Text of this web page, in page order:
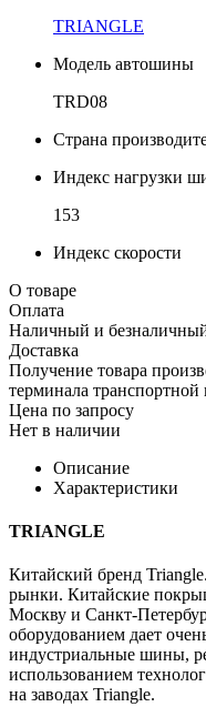
TRIANGLE
Модель автошины
TRD08
Страна
Индекс нагрузки
153
Индекс скорости
О товаре
Оплата
Наличный и безналичный
Доставка
Получение товара
терминала
Цена по запросу
Нет в наличии
Описание
Характеристики
TRIANGLE
Китайский бренд
рынки. Китайские
Москву и Санкт-
оборудованием дает
индустриальные шины,
использованием
на заводах Triangle.